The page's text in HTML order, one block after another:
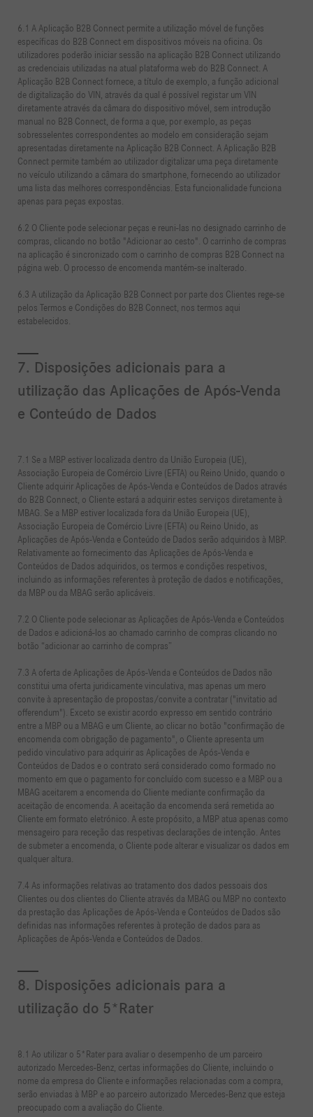
6.1 A Aplicação B2B Connect permite a utilização móvel de funções
específicas do B2B Connect em dispositivos móveis na oficina. Os
utilizadores poderão iniciar sessão na aplicação B2B Connect utilizando
as credenciais utilizadas na atual plataforma web do B2B Connect. A
Aplicação B2B Connect fornece, a título de exemplo, a função adicional
de digitalização do VIN, através da qual é possível registar um VIN
diretamente através da câmara do dispositivo móvel, sem introdução
manual no B2B Connect, de forma a que, por exemplo, as peças
sobresselentes correspondentes ao modelo em consideração sejam
apresentadas diretamente na Aplicação B2B Connect. A Aplicação B2B
Connect permite também ao utilizador digitalizar uma peça diretamente
no veículo utilizando a câmara do smartphone, fornecendo ao utilizador
uma lista das melhores correspondências. Esta funcionalidade funciona
apenas para peças expostas.
6.2 O Cliente pode selecionar peças e reuni-las no designado carrinho de
compras, clicando no botão "Adicionar ao cesto". O carrinho de compras
na aplicação é sincronizado com o carrinho de compras B2B Connect na
página web. O processo de encomenda mantém-se inalterado.
6.3 A utilização da Aplicação B2B Connect por parte dos Clientes rege-se
pelos Termos e Condições do B2B Connect, nos termos aqui
estabelecidos.
7. Disposições adicionais para a
utilização das Aplicações de Após-Venda
e Conteúdo de Dados
7.1 Se a MBP estiver localizada dentro da União Europeia (UE),
Associação Europeia de Comércio Livre (EFTA) ou Reino Unido, quando o
Cliente adquirir Aplicações de Após-Venda e Conteúdos de Dados através
do B2B Connect, o Cliente estará a adquirir estes serviços diretamente à
MBAG. Se a MBP estiver localizada fora da União Europeia (UE),
Associação Europeia de Comércio Livre (EFTA) ou Reino Unido, as
Aplicações de Após-Venda e Conteúdo de Dados serão adquiridos à MBP.
Relativamente ao fornecimento das Aplicações de Após-Venda e
Conteúdos de Dados adquiridos, os termos e condições respetivos,
incluindo as informações referentes à proteção de dados e notificações,
da MBP ou da MBAG serão aplicáveis.
7.2 O Cliente pode selecionar as Aplicações de Após-Venda e Conteúdos
de Dados e adicioná-los ao chamado carrinho de compras clicando no
botão “adicionar ao carrinho de compras”
7.3 A oferta de Aplicações de Após-Venda e Conteúdos de Dados não
constitui uma oferta juridicamente vinculativa, mas apenas um mero
convite à apresentação de propostas/convite a contratar ("invitatio ad
offerendum"). Exceto se existir acordo expresso em sentido contrário
entre a MBP ou a MBAG e um Cliente, ao clicar no botão "confirmação de
encomenda com obrigação de pagamento", o Cliente apresenta um
pedido vinculativo para adquirir as Aplicações de Após-Venda e
Conteúdos de Dados e o contrato será considerado como formado no
momento em que o pagamento for concluído com sucesso e a MBP ou a
MBAG aceitarem a encomenda do Cliente mediante confirmação da
aceitação de encomenda. A aceitação da encomenda será remetida ao
Cliente em formato eletrónico. A este propósito, a MBP atua apenas como
mensageiro para receção das respetivas declarações de intenção. Antes
de submeter a encomenda, o Cliente pode alterar e visualizar os dados em
qualquer altura.
7.4 As informações relativas ao tratamento dos dados pessoais dos
Clientes ou dos clientes do Cliente através da MBAG ou MBP no contexto
da prestação das Aplicações de Após-Venda e Conteúdos de Dados são
definidas nas informações referentes à proteção de dados para as
Aplicações de Após-Venda e Conteúdos de Dados.
8. Disposições adicionais para a
utilização do 5*Rater
8.1 Ao utilizar o 5*Rater para avaliar o desempenho de um parceiro
autorizado Mercedes-Benz, certas informações do Cliente, incluindo o
nome da empresa do Cliente e informações relacionadas com a compra,
serão enviadas à MBP e ao parceiro autorizado Mercedes-Benz que esteja
preocupado com a avaliação do Cliente.